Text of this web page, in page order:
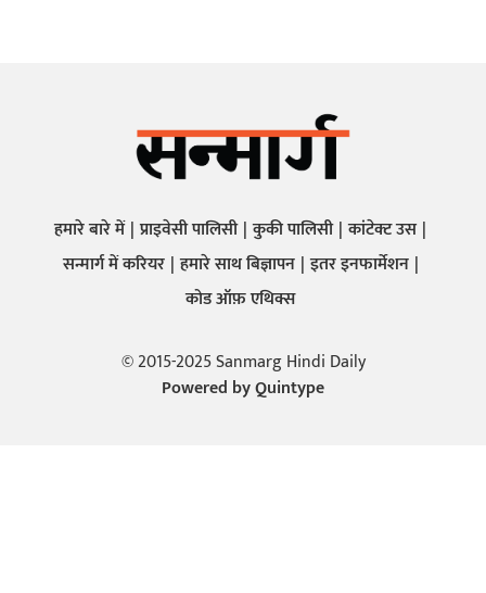
हमारे बारे में प्राइवेसी पालिसी कुकी पालिसी कांटेक्ट उस
सन्मार्ग में करियर हमारे साथ बिज्ञापन इतर इनफार्मेशन
कोड ऑफ़ एथिक्स
© 2015-2025 Sanmarg Hindi Daily
Powered byQuintype